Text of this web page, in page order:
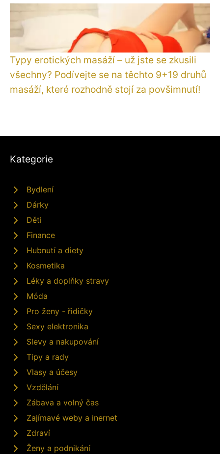
Typy erotických masáží – už jste se zkusili
všechny? Podívejte se na těchto 9+19 druhů
masáží, které rozhodně stojí za povšimnutí!
Kategorie
Bydlení
Dárky
Děti
Finance
Hubnutí a diety
Kosmetika
Léky a doplňky stravy
Móda
Pro ženy - řidičky
Sexy elektronika
Slevy a nakupování
Tipy a rady
Vlasy a účesy
Vzdělání
Zábava a volný čas
Zajímavé weby a inernet
Zdraví
Ženy a podnikání